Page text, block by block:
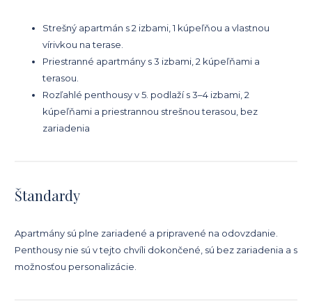
Strešný apartmán s 2 izbami, 1 kúpeľňou a vlastnou
vírivkou na terase.
Priestranné apartmány s 3 izbami, 2 kúpeľňami a
terasou.
Rozľahlé penthousy v 5. podlaží s 3–4 izbami, 2
kúpeľňami a priestrannou strešnou terasou, bez
zariadenia
Štandardy
Apartmány sú plne zariadené a pripravené na odovzdanie.
Penthousy nie sú v tejto chvíli dokončené, sú bez zariadenia a s
možnosťou personalizácie.